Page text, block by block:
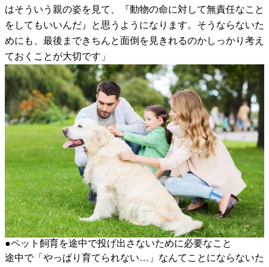
はそういう親の姿を見て、『動物の命に対して無責任なこと
をしてもいいんだ』と思うようになります。そうならないた
めにも、最後まできちんと面倒を見きれるのかしっかり考え
ておくことが大切です」
●ペット飼育を途中で投げ出さないために必要なこと
途中で「やっぱり育てられない…」なんてことにならないた